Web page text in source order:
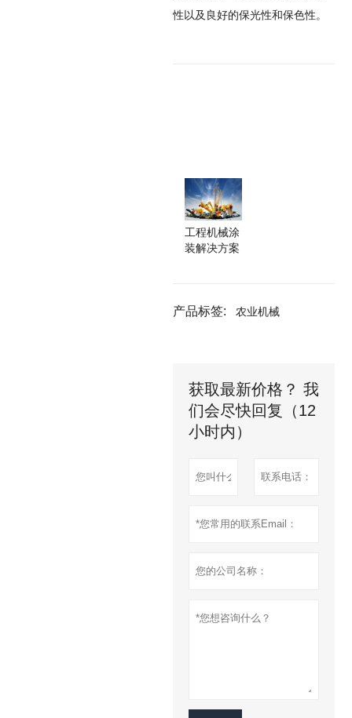
性以及良好的保光性和保色性。
工程机械涂
装解决方案
产品标签: 农业机械
获取最新价格？ 我
们会尽快回复（12
小时内）